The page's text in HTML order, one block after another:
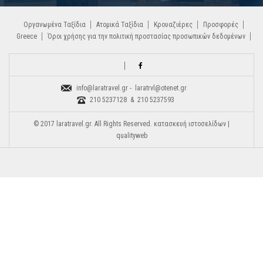
Οργανωμένα Ταξίδια Ατομικά Ταξίδια Κρουαζιέρες
Προσφορές
Greece
Όροι χρήσης για την πολιτική προστασίας προσωπικών δεδομένων
info@laratravel.gr - laratrvl@otenet.gr
210 5237128 & 210 5237593
© 2017 laratravel.gr. All Rights Reserved. κατασκευή ιστοσελίδων |
qualityweb